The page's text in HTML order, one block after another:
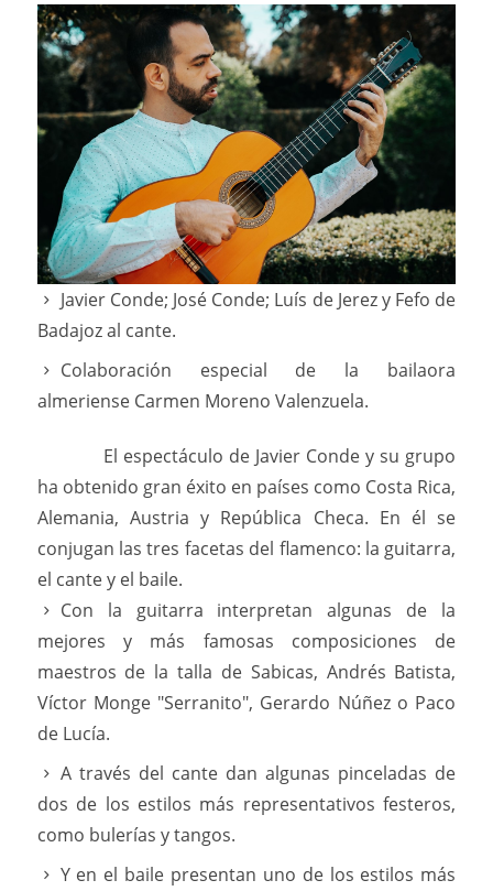
Javier Conde; José Conde; Luís de Jerez y Fefo de
Badajoz al cante.
Colaboración especial de la bailaora
almeriense Carmen Moreno Valenzuela.
El espectáculo de Javier Conde y su grupo
ha obtenido gran éxito en países como Costa Rica,
Alemania, Austria y República Checa. En él se
conjugan las tres facetas del flamenco: la guitarra,
el cante y el baile.
Con la guitarra interpretan algunas de la
mejores y más famosas composiciones de
maestros de la talla de Sabicas, Andrés Batista,
Víctor Monge "Serranito", Gerardo Núñez o Paco
de Lucía.
A través del cante dan algunas pinceladas de
dos de los estilos más representativos festeros,
como bulerías y tangos.
Y en el baile presentan uno de los estilos más